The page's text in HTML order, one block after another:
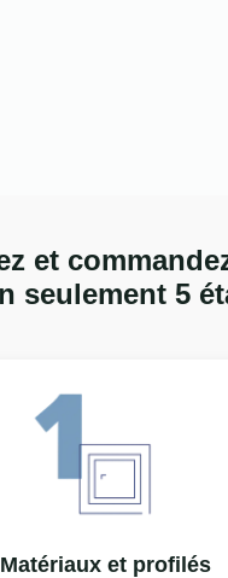
et
seulement 5
et profilés